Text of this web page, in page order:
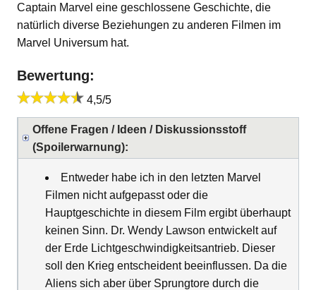
Captain Marvel eine geschlossene Geschichte, die
natürlich diverse Beziehungen zu anderen Filmen im
Marvel Universum hat.
Bewertung:
4,5/5
Offene Fragen / Ideen / Diskussionsstoff
(Spoilerwarnung):
Entweder habe ich in den letzten Marvel
Filmen nicht aufgepasst oder die
Hauptgeschichte in diesem Film ergibt überhaupt
keinen Sinn. Dr. Wendy Lawson entwickelt auf
der Erde Lichtgeschwindigkeitsantrieb. Dieser
soll den Krieg entscheident beeinflussen. Da die
Aliens sich aber über Sprungtore durch die